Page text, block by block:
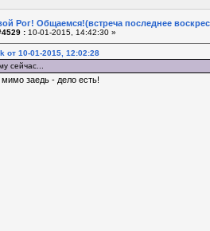
Рог! Общаемся!(встреча последнее
: 10-01-2015, 14:42:30 »
от 10-01-2015, 12:02:28
сейчас...
заедь - дело есть!